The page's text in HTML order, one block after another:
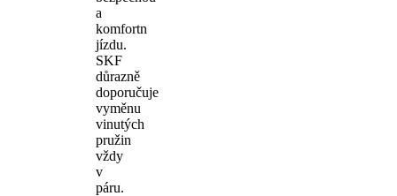
a
komfortn
jízdu.
SKF
důrazně
doporučuje
vyměnu
vinutých
pružin
vždy
v
páru.